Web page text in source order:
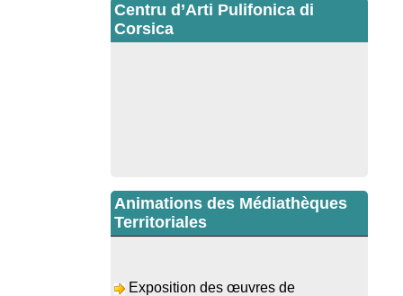
Centru d’Arti Pulifonica di
Corsica
Animations des Médiathèques
Territoriales
Dominique Malberti Morin : "Racines,